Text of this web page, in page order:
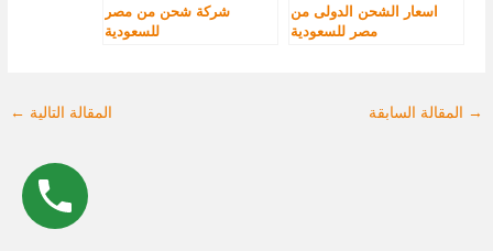
اسعار الشحن الدولى من
مصر للسعودية
شركة شحن من مصر
للسعودية
→ المقالة السابقة المقالة التالية ←